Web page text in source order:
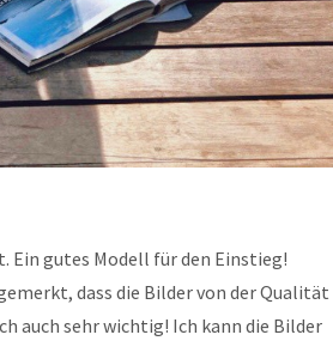
Ein gutes Modell für den Einstieg!
dass die Bilder von der Qualität
auch sehr wichtig! Ich kann die Bilder